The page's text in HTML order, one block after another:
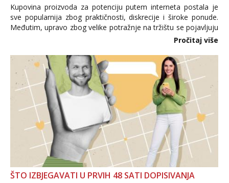
Kupovina proizvoda za potenciju putem interneta postala je
sve popularnija zbog praktičnosti, diskrecije i široke ponude.
Međutim, upravo zbog velike potražnje na tržištu se pojavljuju
i brojni krivotvoreni proizvodi, nepouzdane internetske
Pročitaj više
ŠTO IZBJEGAVATI U PRVIH 48 SATI DOPISIVANJA